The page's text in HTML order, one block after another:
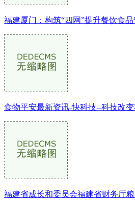
福建厦门：构筑“四网”提升餐饮食
食物平安最新资讯-快科技--科技改
福建省成长和委员会福建省财务厅